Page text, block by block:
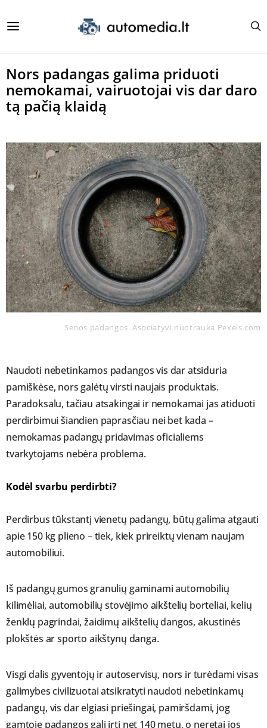
Nors padangas galima priduoti
nemokamai, vairuotojai vis dar daro
tą pačią klaidą
Senos padangos. Asociatyvi nuotrauka Pexels.com
Naudoti nebetinkamos padangos vis dar atsiduria
pamiškėse, nors galėtų virsti naujais produktais.
Paradoksalu, tačiau atsakingai ir nemokamai jas atiduoti
perdirbimui šiandien paprasčiau nei bet kada –
nemokamas padangų pridavimas oficialiems
tvarkytojams nebėra problema.
Kodėl svarbu perdirbti?
Perdirbus tūkstantį vienetų padangų, būtų galima atgauti
apie 150 kg plieno – tiek, kiek prireiktų vienam naujam
automobiliui.
Iš padangų gumos granulių gaminami automobilių
kilimėliai, automobilių stovėjimo aikštelių borteliai, kelių
ženklų pagrindai, žaidimų aikštelių dangos, akustinės
plokštės ar sporto aikštynų danga.
Visgi dalis gyventojų ir autoservisų, nors ir turėdami visas
galimybes civilizuotai atsikratyti naudoti nebetinkamų
padangų, vis dar elgiasi priešingai, pamiršdami, jog
gamtoje padangos gali irti net 140 metų, o neretai jos